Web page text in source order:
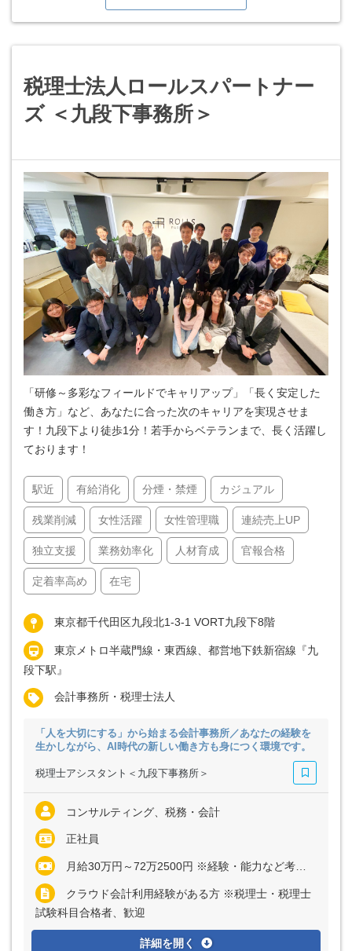
税理士法人ロールスパートナー
ズ ＜九段下事務所＞
「研修～多彩なフィールドでキャリアップ」「長く安定した
働き方」など、あなたに合った次のキャリアを実現させま
す！九段下より徒歩1分！若手からベテランまで、長く活躍し
ております！
駅近 有給消化 分煙・禁煙 カジュアル
残業削減 女性活躍 女性管理職 連続売上UP
独立支援 業務効率化 人材育成 官報合格
定着率高め 在宅
東京都千代田区九段北1-3-1 VORT九段下8階
東京メトロ半蔵門線・東西線、都営地下鉄新宿線『九
段下駅』
会計事務所・税理士法人
「人を大切にする」から始まる会計事務所／あなたの経験を
生かしながら、AI時代の新しい働き方も身につく環境です。
税理士アシスタント＜九段下事務所＞
コンサルティング、税務・会計
正社員
月給30万円～72万2500円 ※経験・能力など考慮の上、決定いたします ※上記に固定残業代（月30時間分＝5万5500円～12万2500円）を含む ※超過分は別途全額支給
クラウド会計利用経験がある方 ※税理士・税理士
試験科目合格者、歓迎
詳細を開く